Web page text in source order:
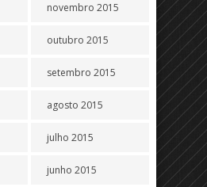
novembro 2015
outubro 2015
setembro 2015
agosto 2015
julho 2015
junho 2015